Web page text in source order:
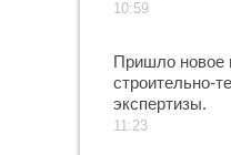
10:59
Пришло новое
строительно-
экспертизы.
11:23